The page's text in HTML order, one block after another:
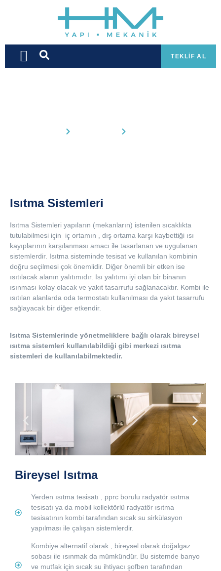
TEKLIF AL
Isıtma Sistemleri
Isıtma Sistemleri yapıların (mekanların) istenilen sıcaklıkta
tutulabilmesi için iç ortamın , dış ortama karşı kaybettiği ısı
kayıplarının karşılanması amacı ile tasarlanan ve uygulanan
sistemlerdir. Isıtma sisteminde tesisat ve kullanılan kombinin
doğru seçilmesi çok önemlidir. Diğer önemli bir etken ise
ısıtılacak alanın yalıtımıdır. Isı yalıtımı iyi olan bir binanın
ısınması kolay olacak ve yakıt tasarrufu sağlanacaktır. Kombi ile
ısıtılan alanlarda oda termostatı kullanılması da yakıt tasarrufu
sağlayacak bir diğer etkendir.
Isıtma Sistemlerinde yönetmeliklere bağlı olarak bireysel
ısıtma sistemleri kullanılabildiği gibi merkezi ısıtma
sistemleri de kullanılabilmektedir.
Bireysel Isıtma
Yerden ısıtma tesisatı , pprc borulu radyatör ısıtma
tesisatı ya da mobil kollektörlü radyatör ısıtma
tesisatının kombi tarafından sıcak su sirkülasyon
yapılması ile çalışan sistemlerdir.
Kombiye alternatif olarak , bireysel olarak doğalgaz
sobası ile ısınmak da mümkündür. Bu sistemde banyo
ve mutfak için sıcak su ihtiyacı şofben tarafından